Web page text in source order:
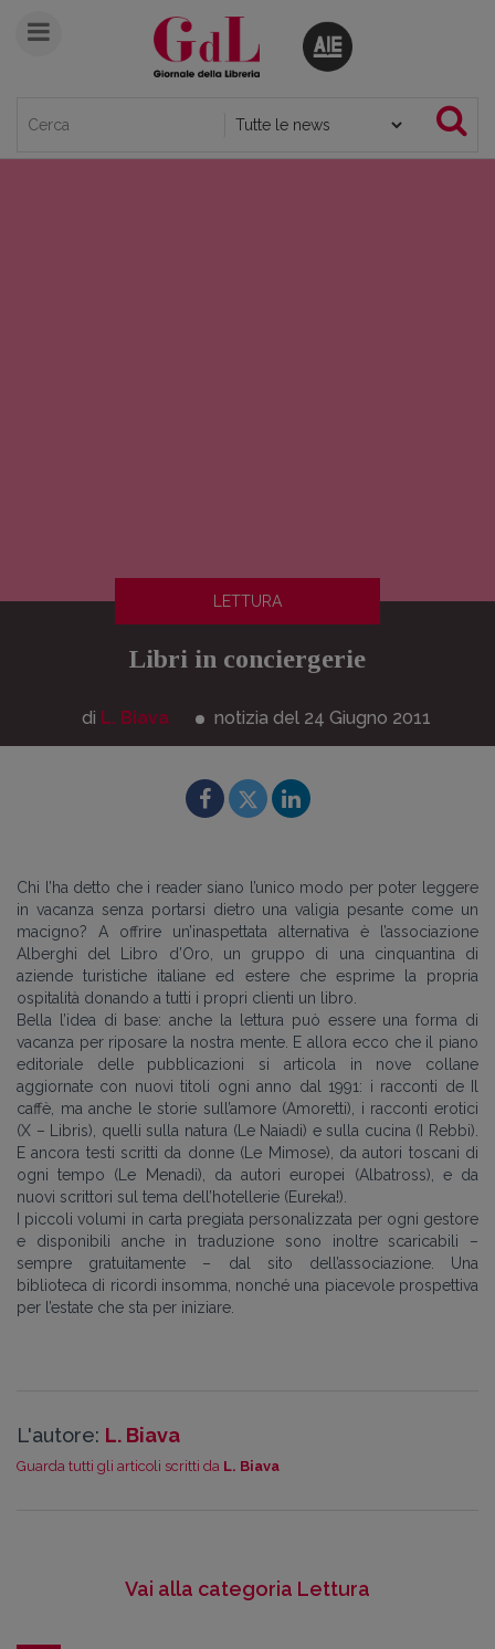
LETTURA
Libri in conciergerie
di L. Biava notizia del 24 Giugno 2011
Chi l’ha detto che i reader siano l’unico modo per poter leggere
in vacanza senza portarsi dietro una valigia pesante come un
macigno? A offrire un’inaspettata alternativa è l’associazione
Alberghi del Libro d’Oro, un gruppo di una cinquantina di
aziende turistiche italiane ed estere che esprime la propria
ospitalità donando a tutti i propri clienti un libro.
Bella l’idea di base: anche la lettura può essere una forma di
vacanza per riposare la nostra mente. E allora ecco che il piano
editoriale delle pubblicazioni si articola in nove collane
aggiornate con nuovi titoli ogni anno dal 1991: i racconti de Il
caffè, ma anche le storie sull’amore (Amoretti), i racconti erotici
(X – Libris), quelli sulla natura (Le Naiadi) e sulla cucina (I Rebbi).
E ancora testi scritti da donne (Le Mimose), da autori toscani di
ogni tempo (Le Menadi), da autori europei (Albatross), e da
nuovi scrittori sul tema dell’hotellerie (Eureka!).
I piccoli volumi in carta pregiata personalizzata per ogni gestore
e disponibili anche in traduzione sono inoltre scaricabili –
sempre gratuitamente – dal sito dell’associazione. Una
biblioteca di ricordi insomma, nonché una piacevole prospettiva
per l’estate che sta per iniziare.
L'autore: L. Biava
Guarda tutti gli articoli scritti da L. Biava
Vai alla categoria Lettura